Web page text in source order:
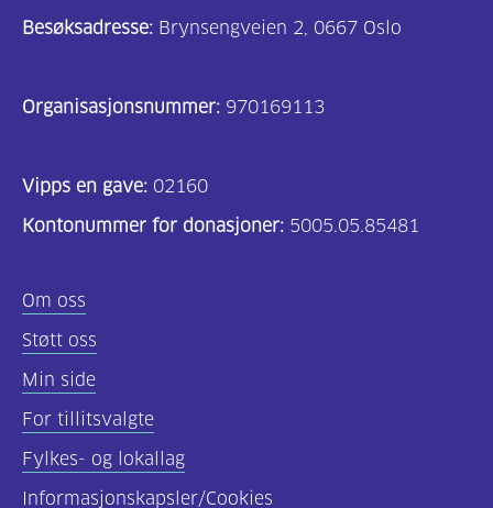
Besøksadresse: Brynsengveien 2, 0667 Oslo
Organisasjonsnummer: 970169113
Vipps en gave: 02160
Kontonummer for donasjoner: 5005.05.85481
Om oss
Støtt oss
Min side
For tillitsvalgte
Fylkes- og lokallag
Informasjonskapsler/Cookies